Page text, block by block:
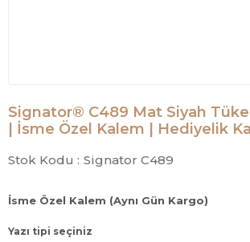
Signator® C489 Mat Siyah
| İsme Özel Kalem | Hediyelik
Stok Kodu : Signator C489
İsme Özel Kalem (Aynı Gün Kargo)
Yazı tipi seçiniz